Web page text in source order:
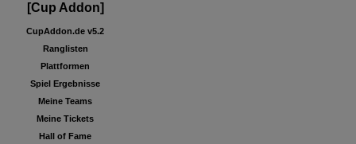
[Cup Addon]
CupAddon.de v5.2
Ranglisten
Plattformen
Spiel Ergebnisse
Meine Teams
Meine Tickets
Hall of Fame